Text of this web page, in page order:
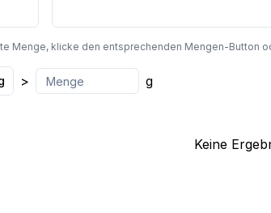
Menge, klicke den entsprechenden Mengen-Button
> g
Keine